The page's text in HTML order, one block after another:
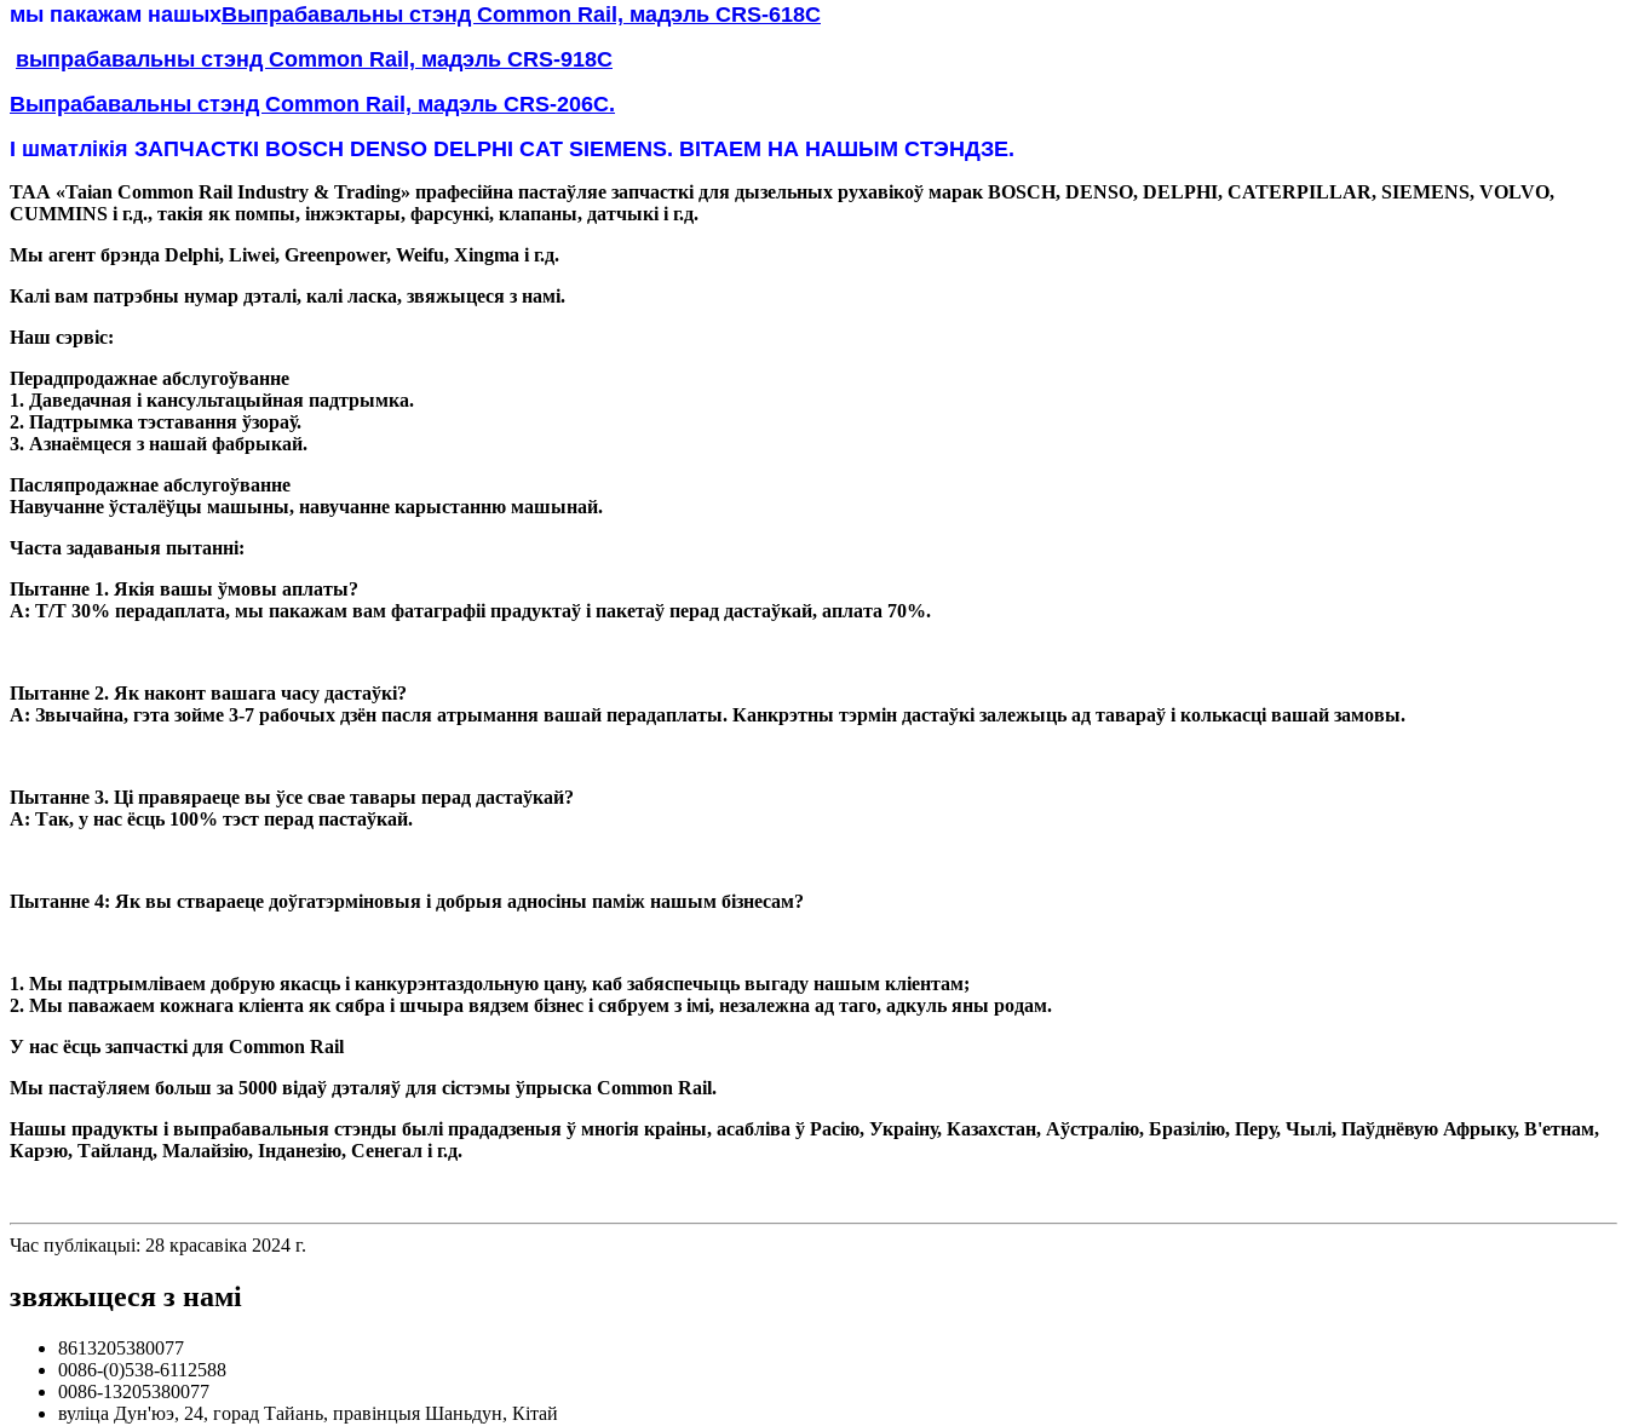
мы пакажам нашыхВыпрабавальны стэнд Common Rail, мадэль CRS-618C
выпрабавальны стэнд Common Rail, мадэль CRS-918C
Выпрабавальны стэнд Common Rail, мадэль CRS-206C.
І шматлікія ЗАПЧАСТКІ BOSCH DENSO DELPHI CAT SIEMENS. ВІТАЕМ НА НАШЫМ СТЭНДЗЕ.
ТАА «Taian Common Rail Industry & Trading» прафесійна пастаўляе запчасткі для дызельных рухавікоў марак BOSCH, DENSO, DELPHI, CATERPILLAR, SIEMENS, VOLVO,
CUMMINS і г.д., такія як помпы, інжэктары, фарсункі, клапаны, датчыкі і г.д.
Мы агент брэнда Delphi, Liwei, Greenpower, Weifu, Xingma і г.д.
Калі вам патрэбны нумар дэталі, калі ласка, звяжыцеся з намі.
Наш сэрвіс:
Перадпродажнае абслугоўванне
1. Даведачная і кансультацыйная падтрымка.
2. Падтрымка тэставання ўзораў.
3. Азнаёмцеся з нашай фабрыкай.
Пасляпродажнае абслугоўванне
Навучанне ўсталёўцы машыны, навучанне карыстанню машынай.
Часта задаваныя пытанні:
Пытанне 1. Якія вашы ўмовы аплаты?
A: T/T 30% перадаплата, мы пакажам вам фатаграфіі прадуктаў і пакетаў перад дастаўкай, аплата 70%.
Пытанне 2. Як наконт вашага часу дастаўкі?
A: Звычайна, гэта зойме 3-7 рабочых дзён пасля атрымання вашай перадаплаты. Канкрэтны тэрмін дастаўкі залежыць ад тавараў і колькасці вашай замовы.
Пытанне 3. Ці правяраеце вы ўсе свае тавары перад дастаўкай?
A: Так, у нас ёсць 100% тэст перад пастаўкай.
Пытанне 4: Як вы ствараеце доўгатэрміновыя і добрыя адносіны паміж нашым бізнесам?
1. Мы падтрымліваем добрую якасць і канкурэнтаздольную цану, каб забяспечыць выгаду нашым кліентам;
2. Мы паважаем кожнага кліента як сябра і шчыра вядзем бізнес і сябруем з імі, незалежна ад таго, адкуль яны родам.
У нас ёсць запчасткі для Common Rail
Мы пастаўляем больш за 5000 відаў дэталяў для сістэмы ўпрыска Common Rail.
Нашы прадукты і выпрабавальныя стэнды былі прададзеныя ў многія краіны, асабліва ў Расію, Украіну, Казахстан, Аўстралію, Бразілію, Перу, Чылі, Паўднёвую Афрыку, В'етнам,
Карэю, Тайланд, Малайзію, Інданезію, Сенегал і г.д.
Час публікацыі: 28 красавіка 2024 г.
звяжыцеся з намі
8613205380077
0086-(0)538-6112588
0086-13205380077
вуліца Дун'юэ, 24, горад Тайань, правінцыя Шаньдун, Кітай